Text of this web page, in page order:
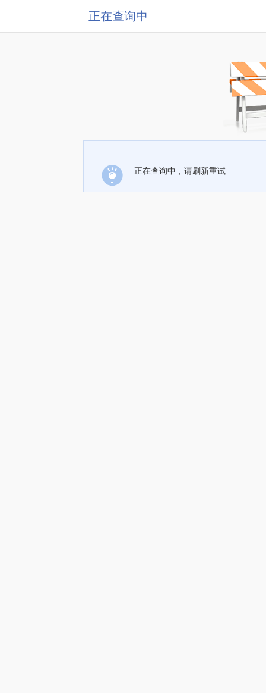
正在查询中
正在查询中，请刷新重试